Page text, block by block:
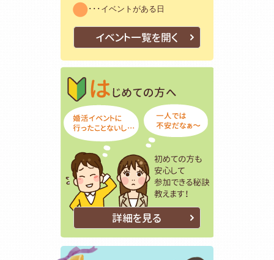
･･･イベントがある日
イベント一覧を開く
はじめての方
詳細を見る